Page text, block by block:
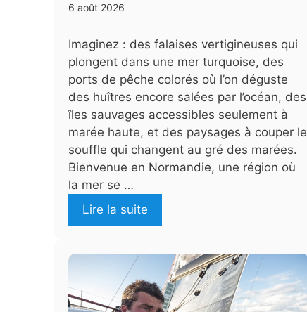
6 août 2026
Imaginez : des falaises vertigineuses qui
plongent dans une mer turquoise, des
ports de pêche colorés où l’on déguste
des huîtres encore salées par l’océan, des
îles sauvages accessibles seulement à
marée haute, et des paysages à couper le
souffle qui changent au gré des marées.
Bienvenue en Normandie, une région où
la mer se …
Lire la suite